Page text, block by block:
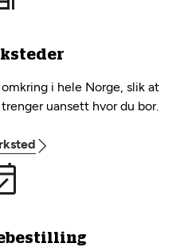
i hele Norge, slik at
uansett hvor du bor.